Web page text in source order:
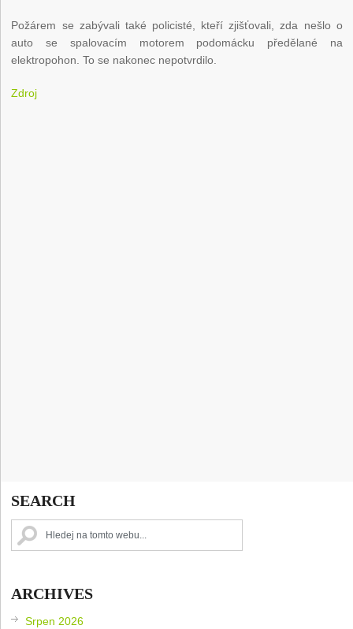
Požárem se zabývali také policisté, kteří zjišťovali, zda nešlo o
auto se spalovacím motorem podomácku předělané na
elektropohon. To se nakonec nepotvrdilo.
Zdroj
SEARCH
ARCHIVES
Srpen 2026